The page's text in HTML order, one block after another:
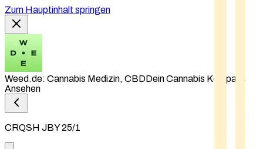
Zum Hauptinhalt springen
Weed.de: Cannabis Medizin, CBDDein Cannabis Kompass
Ansehen
CRQSH JBY 25/1